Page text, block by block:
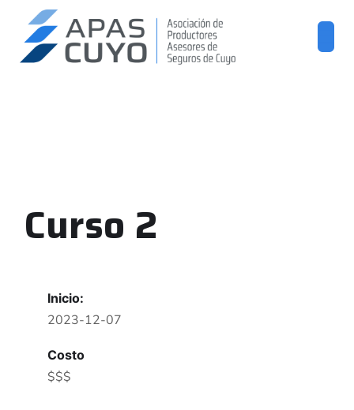
Curso 2
Inicio:
2023-12-07
Costo
$$$